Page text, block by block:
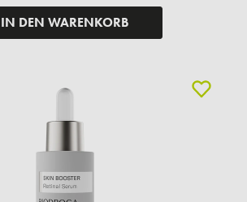
IN DEN WARENKORB